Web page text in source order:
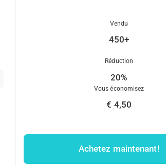
Vendu
450+
Réduction
20%
Vous économisez
€ 4,50
Achetez maintenant!